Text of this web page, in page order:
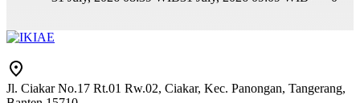
Jl. Ciakar No.17 Rt.01 Rw.02, Ciakar, Kec. Panongan, Tangerang,